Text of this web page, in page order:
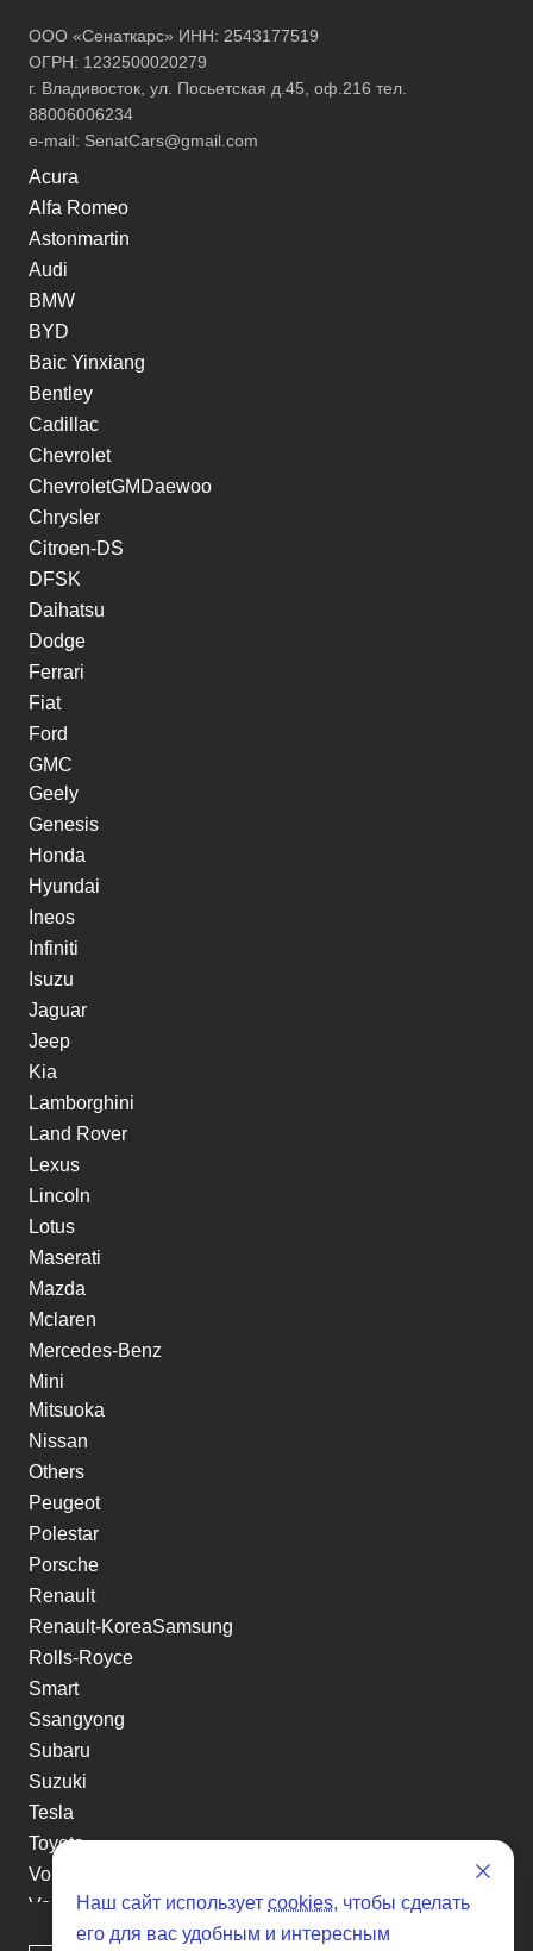
ООО «Сенаткарс» ИНН: 2543177519
ОГРН: 1232500020279
г. Владивосток, ул. Посьетская д.45, оф.216 тел.
88006006234
e-mail: SenatCars@gmail.com
Acura
Alfa Romeo
Astonmartin
Audi
BMW
BYD
Baic Yinxiang
Bentley
Cadillac
Chevrolet
ChevroletGMDaewoo
Chrysler
Citroen-DS
DFSK
Daihatsu
Dodge
Ferrari
Fiat
Ford
GMC
Geely
Genesis
Honda
Hyundai
Ineos
Infiniti
Isuzu
Jaguar
Jeep
Kia
Lamborghini
Land Rover
Lexus
Lincoln
Lotus
Maserati
Mazda
Mclaren
Mercedes-Benz
Mini
Mitsuoka
Nissan
Others
Peugeot
Polestar
Porsche
Renault
Renault-KoreaSamsung
Rolls-Royce
Smart
Ssangyong
Subaru
Suzuki
Tesla
Toyota
Volkswagen
Volvo
Xin yuan
Наш сайт использует cookies, чтобы сделать
его для вас удобным и интересным